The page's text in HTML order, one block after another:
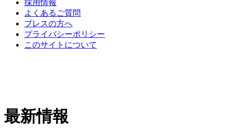
採用情報
よくあるご質問
プレスの方へ
プライバシーポリシー
このサイトについて
最新情報